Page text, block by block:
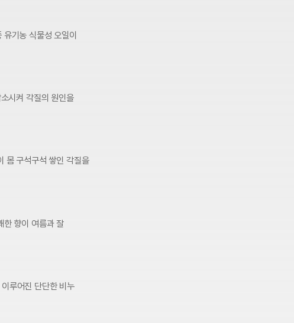
기농 식물성 오일이
시켜 각질의 원인을
몸 구석구석 쌓인 각질을
한 향이 여름과 잘
루어진 단단한 비누